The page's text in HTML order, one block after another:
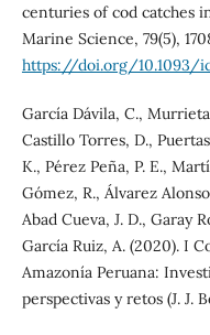
centuries of cod catches
Marine Science, 79(5),
https://doi.org/10.1093/
García Dávila, C.,
Castillo Torres, D.,
K., Pérez Peña, P. E.,
Gómez, R., Álvarez
Abad Cueva, J. D., Garay
García Ruiz, A. (2020). I
Amazonía Peruana:
perspectivas y retos (J. J.